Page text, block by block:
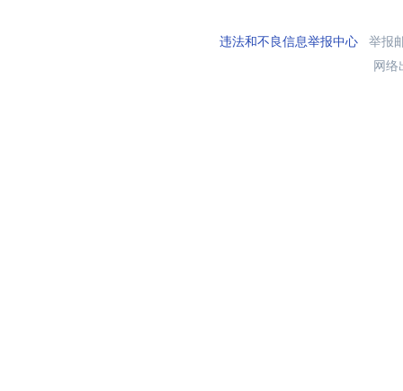
违法和不良信息举报中心举报
网